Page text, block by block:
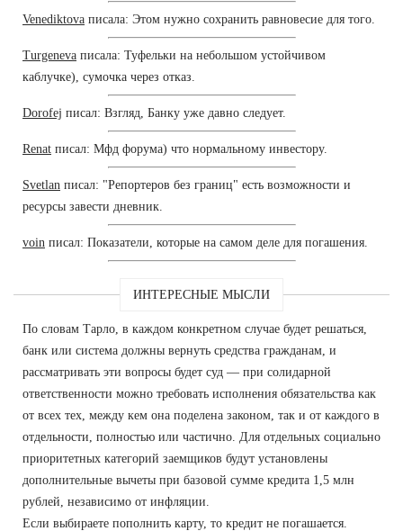
Venediktova писала: Этом нужно сохранить равновесие для того.
Turgeneva писала: Туфельки на небольшом устойчивом
каблучке), сумочка через отказ.
Dorofej писал: Взгляд, Банку уже давно следует.
Renat писал: Мфд форума) что нормальному инвестору.
Svetlan писал: "Репортеров без границ" есть возможности и
ресурсы завести дневник.
voin писал: Показатели, которые на самом деле для погашения.
ИНТЕРЕСНЫЕ МЫСЛИ
По словам Тарло, в каждом конкретном случае будет решаться,
банк или система должны вернуть средства гражданам, и
рассматривать эти вопросы будет суд — при солидарной
ответственности можно требовать исполнения обязательства как
от всех тех, между кем она поделена законом, так и от каждого в
отдельности, полностью или частично. Для отдельных социально
приоритетных категорий заемщиков будут установлены
дополнительные вычеты при базовой сумме кредита 1,5 млн
рублей, независимо от инфляции.
Если выбираете пополнить карту, то кредит не погашается.